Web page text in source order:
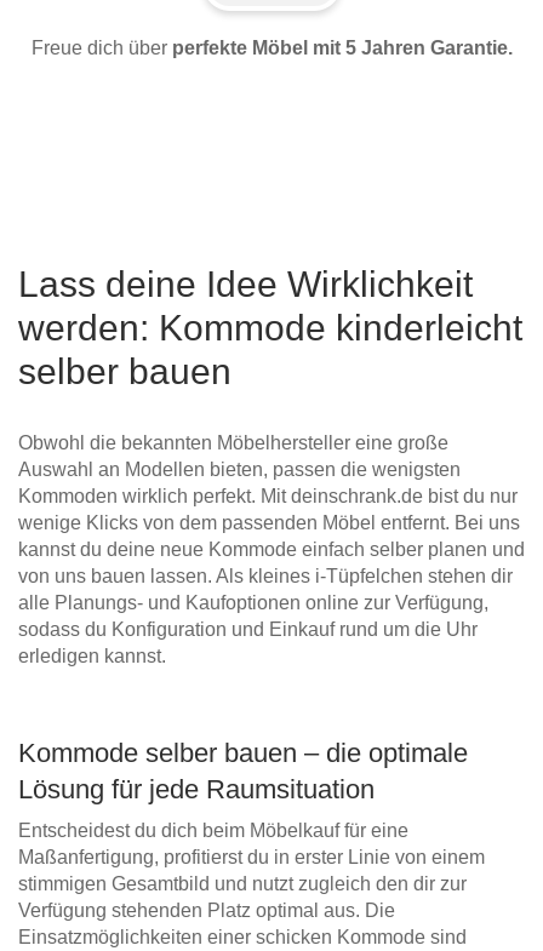
Freue dich über perfekte Möbel mit 5 Jahren Garantie.
Lass deine Idee Wirklichkeit
werden: Kommode kinderleicht
selber bauen
Obwohl die bekannten Möbelhersteller eine große
Auswahl an Modellen bieten, passen die wenigsten
Kommoden wirklich perfekt. Mit deinschrank.de bist du nur
wenige Klicks von dem passenden Möbel entfernt. Bei uns
kannst du deine neue Kommode einfach selber planen und
von uns bauen lassen. Als kleines i-Tüpfelchen stehen dir
alle Planungs- und Kaufoptionen online zur Verfügung,
sodass du Konfiguration und Einkauf rund um die Uhr
erledigen kannst.
Kommode selber bauen – die optimale
Lösung für jede Raumsituation
Entscheidest du dich beim Möbelkauf für eine
Maßanfertigung, profitierst du in erster Linie von einem
stimmigen Gesamtbild und nutzt zugleich den dir zur
Verfügung stehenden Platz optimal aus. Die
Einsatzmöglichkeiten einer schicken Kommode sind